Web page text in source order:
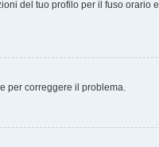
del tuo profilo per il fuso orario e
per correggere il problema.